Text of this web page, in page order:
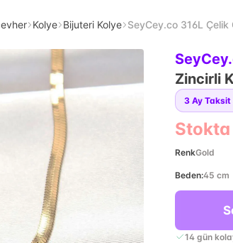
Kolye Bijuteri Kolye SeyCey.co 316L
Zincirli
3 Ay Taksit
RenkGold
Beden:45 cm
14 gün